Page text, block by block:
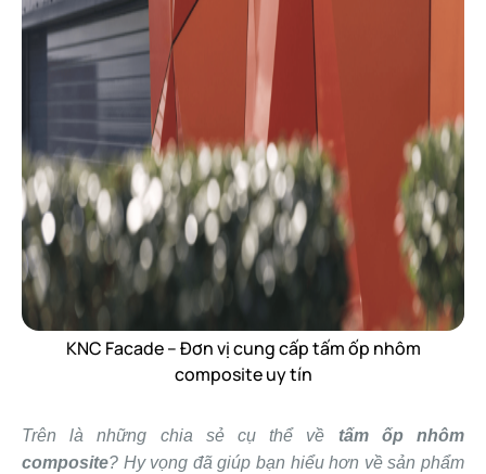
KNC Facade – Đơn vị cung cấp tấm ốp nhôm
composite uy tín
Trên là những chia sẻ cụ thể về tấm ốp nhôm
composite? Hy vọng đã giúp bạn hiểu hơn về sản phẩm